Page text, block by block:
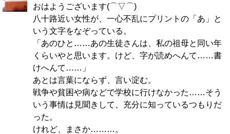
おはようございます(⌒▽⌒)
八十路近い女性が、一心不乱にプリントの「あ」と
いう文字をなぞっている。
「あのひと……あの生徒さんは、私の祖母と同い年
くらいやと思います。けど、字が読めへんて……書
けへんて……」
あとは言葉にならず、言い淀む。
戦争や貧困や病などで学校に行けなかった……そう
いう事情は見聞きして、充分に知っているつもりだ
った。
けれど、まさか………。